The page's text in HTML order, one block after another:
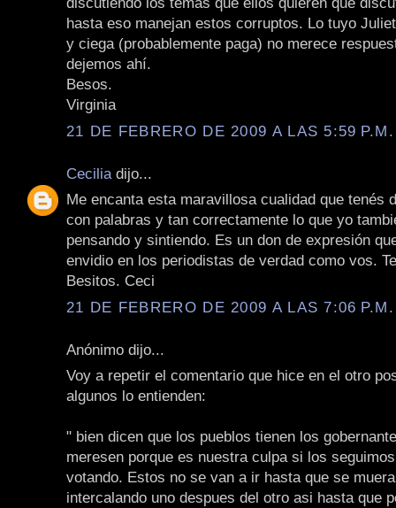
hasta eso manejan estos corruptos. Lo tuyo
y ciega (probablemente paga) no merece
dejemos ahí.
Besos.
Virginia
21 DE FEBRERO DE 2009 A LAS 5:59 P.M.
Cecilia dijo...
Me encanta esta maravillosa cualidad que tenés
con palabras y tan correctamente lo que yo
pensando y sintiendo. Es un don de expresión
envidio en los periodistas de verdad como vos.
Besitos. Ceci
21 DE FEBRERO DE 2009 A LAS 7:06 P.M.
Anónimo dijo...
Voy a repetir el comentario que hice en el otro
algunos lo entienden:
" bien dicen que los pueblos tienen los
meresen porque es nuestra culpa si los
votando. Estos no se van a ir hasta que se
intercalando uno despues del otro asi hasta que